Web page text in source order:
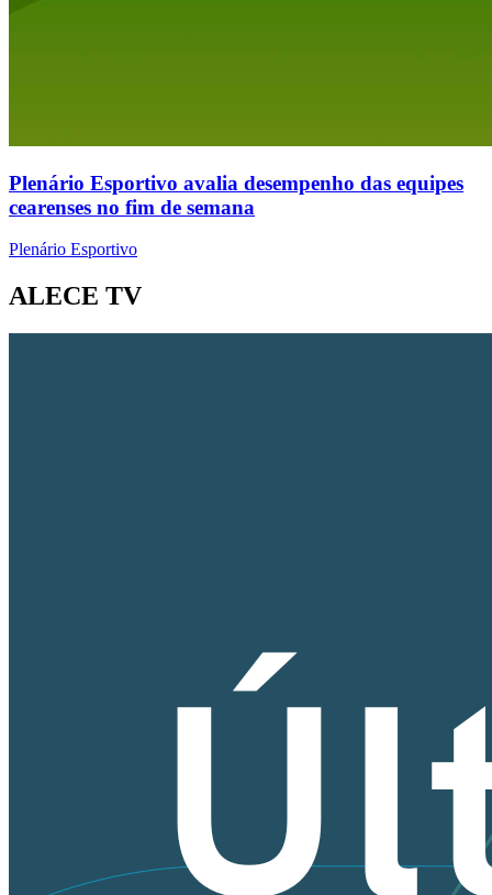
Plenário Esportivo avalia desempenho das equipes
cearenses no fim de semana
Plenário Esportivo
ALECE TV